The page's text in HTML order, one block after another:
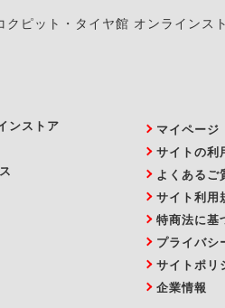
クピット・タイヤ館 オンラインス
ンストア
マイページ
サイトの利
よくあるご
サイト利用
特商法に基
プライバシ
サイトポリ
企業情報